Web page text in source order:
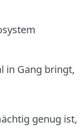
in Gang bringt,
genug ist,